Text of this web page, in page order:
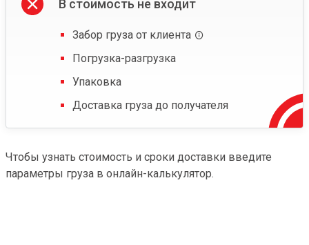
В стоимость не входит
Забор груза от клиента
Погрузка-разгрузка
Упаковка
Доставка груза до получателя
Чтобы узнать стоимость и сроки доставки введите
параметры груза в онлайн-калькулятор.